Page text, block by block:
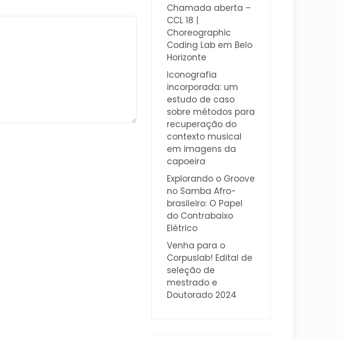
Chamada aberta –
CCL 18 |
Choreographic
Coding Lab em Belo
Horizonte
Iconografia
incorporada: um
estudo de caso
sobre métodos para
recuperação do
contexto musical
em imagens da
capoeira
Explorando o Groove
no Samba Afro-
brasileiro: O Papel
do Contrabaixo
Elétrico
Venha para o
Corpuslab! Edital de
seleção de
mestrado e
Doutorado 2024